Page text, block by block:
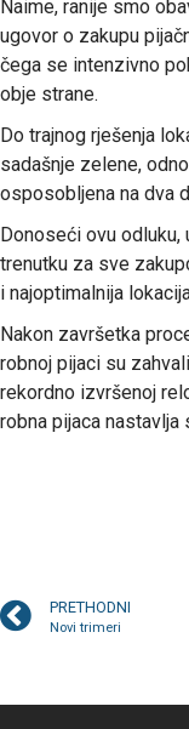
Naime, ranije smo
ugovor o zakupu
čega se intenzivno
obje strane.
Do trajnog rješenja
sadašnje zelene,
osposobljena na dva
Donoseći ovu odluku,
trenutku za sve
i najoptimalnija
Nakon završetka
robnoj pijaci su
rekordno izvršenoj
robna pijaca
PRETHODNI
Novi trimeri